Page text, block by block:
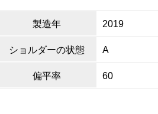
製造年 2019
ショルダーの状態 A
偏平率 60